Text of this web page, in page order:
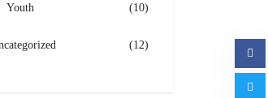
Youth (10)
(12)